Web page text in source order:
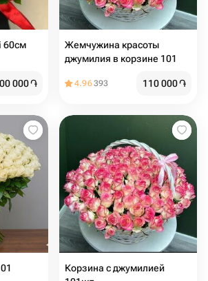
60см
000֏
Жемчужина красоты
джумилия в корзине 101
4.96393 110 000֏
Корзина с джумилией